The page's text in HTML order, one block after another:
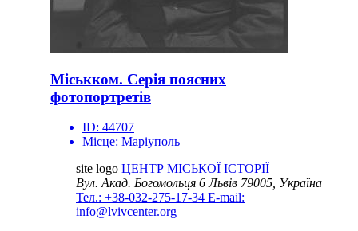
Міськком. Серія поясних
фотопортретів
ID: 44707
Місце: Маріуполь
site logo ЦЕНТР МІСЬКОЇ ІСТОРІЇ
Вул. Акад. Богомольця 6Львів 79005, Україна
Тел.: +38-032-275-17-34 E-mail:
info@lvivcenter.org